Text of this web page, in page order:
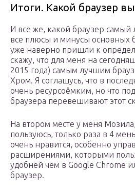
Итоги. Какой браузер
И всё же, какой браузер самый
все плюсы и минусы основных
уже наверно пришли к
скажу, что для меня на
2015 года) самым лучшим
Хром. Я соглашусь, что в
очень ресурсоёмким, но что
браузера перевешивают этот
На втором месте у меня
пользуюсь, только раза в 4
очень нравится, особенно
расширениями, которыми
удобней чем в Google Chrome
браузер.